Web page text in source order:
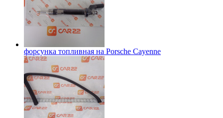
форсунка топливная на Porsche Cayenne